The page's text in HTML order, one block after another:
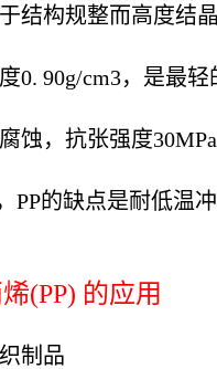
结构规整而高度结
0. 90g/cm3，是最轻
蚀，抗张强度
PP的缺点是耐低温
(PP) 的应用
制品